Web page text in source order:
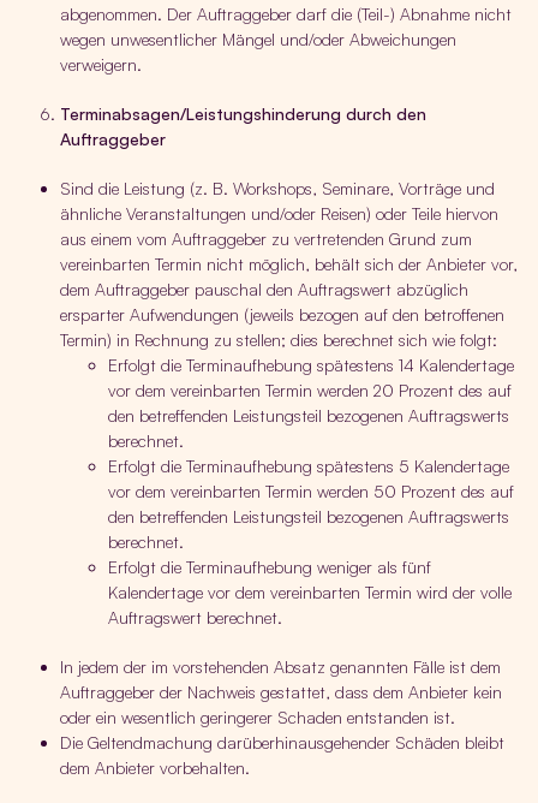
abgenommen. Der Auftraggeber darf die (Teil-) Abnahme nicht
wegen unwesentlicher Mängel und/oder Abweichungen
verweigern.
Terminabsagen/Leistungshinderung durch den
Auftraggeber
Sind die Leistung (z. B. Workshops, Seminare, Vorträge und
ähnliche Veranstaltungen und/oder Reisen) oder Teile hiervon
aus einem vom Auftraggeber zu vertretenden Grund zum
vereinbarten Termin nicht möglich, behält sich der Anbieter vor,
dem Auftraggeber pauschal den Auftragswert abzüglich
ersparter Aufwendungen (jeweils bezogen auf den betroffenen
Termin) in Rechnung zu stellen; dies berechnet sich wie folgt:
Erfolgt die Terminaufhebung spätestens 14 Kalendertage
vor dem vereinbarten Termin werden 20 Prozent des auf
den betreffenden Leistungsteil bezogenen Auftragswerts
berechnet.
Erfolgt die Terminaufhebung spätestens 5 Kalendertage
vor dem vereinbarten Termin werden 50 Prozent des auf
den betreffenden Leistungsteil bezogenen Auftragswerts
berechnet.
Erfolgt die Terminaufhebung weniger als fünf
Kalendertage vor dem vereinbarten Termin wird der volle
Auftragswert berechnet.
In jedem der im vorstehenden Absatz genannten Fälle ist dem
Auftraggeber der Nachweis gestattet, dass dem Anbieter kein
oder ein wesentlich geringerer Schaden entstanden ist.
Die Geltendmachung darüberhinausgehender Schäden bleibt
dem Anbieter vorbehalten.